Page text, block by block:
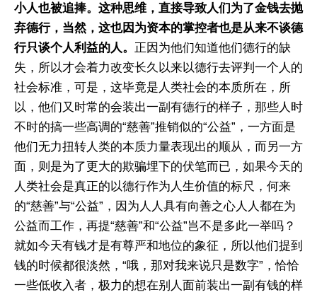
小人也被追捧。这种思维，直接导致人们为了金钱去抛
弃德行，当然，这也因为资本的掌控者也是从来不谈德
行只谈个人利益的人。 正因为他们知道他们德行的缺
失，所以才会着力改变长久以来以德行去评判一个人的
社会标准，可是，这毕竟是人类社会的本质所在，所
以，他们又时常的会装出一副有德行的样子，那些人时
不时的搞一些高调的“慈善”推销似的“公益”，一方面是
他们无力扭转人类的本质力量表现出的顺从，而另一方
面，则是为了更大的欺骗埋下的伏笔而已，如果今天的
人类社会是真正的以德行作为人生价值的标尺，何来
的“慈善”与“公益”，因为人人具有向善之心人人都在为
公益而工作，再提“慈善”和“公益”岂不是多此一举吗？
就如今天有钱才是有尊严和地位的象征，所以他们提到
钱的时候都很淡然，“哦，那对我来说只是数字”，恰恰
一些低收入者，极力的想在别人面前装出一副有钱的样